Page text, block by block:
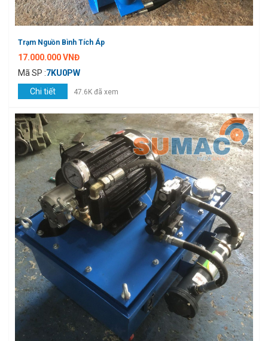
Trạm Nguồn Bình Tích Áp
17.000.000 VNĐ
Mã SP :7KU0PW
Chi tiết
47.6K đã xem